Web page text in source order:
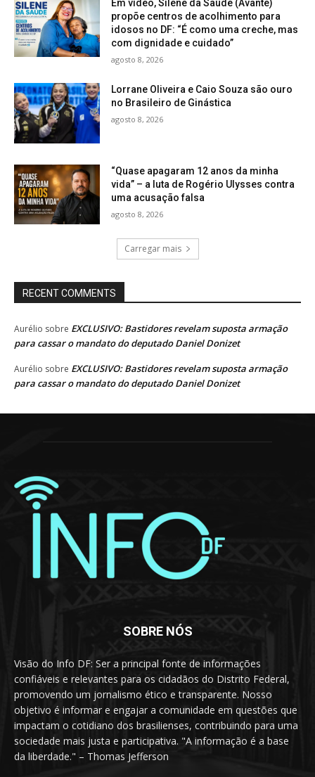
Em vídeo, Silene da Saúde (Avante)
propõe centros de acolhimento para
idosos no DF: “É como uma creche, mas
com dignidade e cuidado”
agosto 8, 2026
Lorrane Oliveira e Caio Souza são ouro
no Brasileiro de Ginástica
agosto 8, 2026
“Quase apagaram 12 anos da minha
vida” – a luta de Rogério Ulysses contra
uma acusação falsa
agosto 8, 2026
Carregar mais
RECENT COMMENTS
Aurélio sobre EXCLUSIVO: Bastidores revelam suposta armação
para cassar o mandato do deputado Daniel Donizet
Aurélio sobre EXCLUSIVO: Bastidores revelam suposta armação
para cassar o mandato do deputado Daniel Donizet
SOBRE NÓS
Visão do Info DF: Ser a principal fonte de informações
confiáveis e relevantes para os cidadãos do Distrito Federal,
promovendo um jornalismo ético e transparente. Nosso
objetivo é informar e engajar a comunidade em questões que
impactam o cotidiano dos brasilienses, contribuindo para uma
sociedade mais justa e participativa. "A informação é a base
da liberdade." – Thomas Jefferson